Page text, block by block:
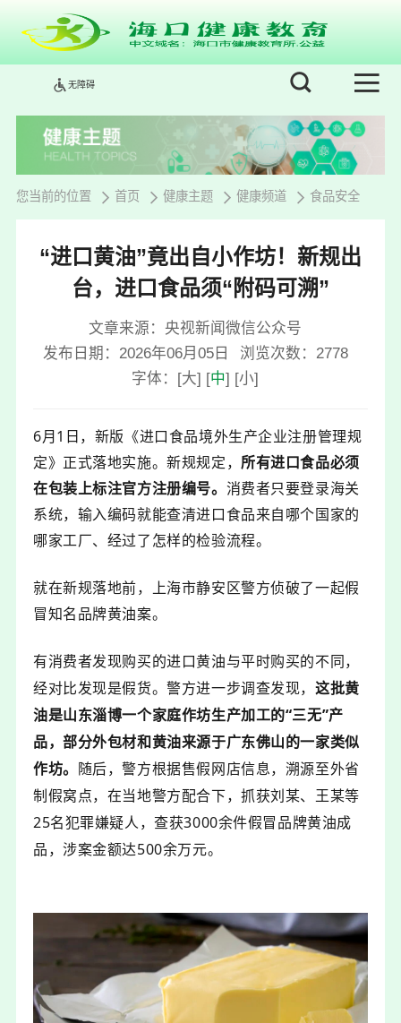
无障碍
您当前的位置 首页 健康主题 健康频道 食品安全
“进口黄油”竟出自小作坊！新规出
台，进口食品须“附码可溯”
文章来源：央视新闻微信公众号
发布日期：2026年06月05日
浏览次数： 2778
字体： [大] [中] [小]
6月1日，新版《进口食品境外生产企业注册管理规
定》正式落地实施。新规规定，所有进口食品必须
在包装上标注官方注册编号。 消费者只要登录海关
系统，输入编码就能查清进口食品来自哪个国家的
哪家工厂、经过了怎样的检验流程。
就在新规落地前， 上海市静安区警方侦破了一起假
冒知名品牌黄油案。
有消费者发现购买的进口黄油与平时购买的不同，
经对比发现是假货。警方进一步调查发现， 这批黄
油是山东淄博一个家庭作坊生产加工的“三无”产
品，部分外包材和黄油来源于广东佛山的一家类似
作坊。 随后，警方根据售假网店信息，溯源至外省
制假窝点，在当地警方配合下，抓获刘某、王某等
25名犯罪嫌疑人，查获3000余件假冒品牌黄油成
品，涉案金额达500余万元。